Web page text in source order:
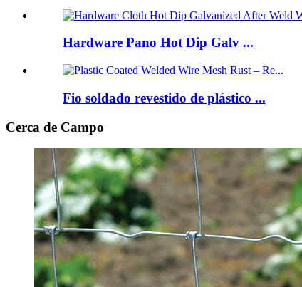
Hardware Pano Hot Dip Galv ...
Fio soldado revestido de plástico ...
Cerca de Campo